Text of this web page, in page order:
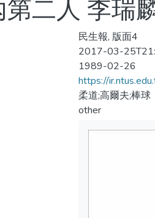
二人 李瑞
民生報, 版面4
2017-03-
1989-02-26
https://
柔道;高爾夫;棒球
other